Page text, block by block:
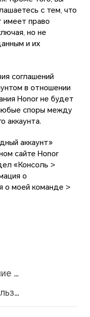
с тем, что
имеет право
но не
и их
соглашений
в отношении
Honor не будет
споры между
аккаунта.
аккаунт»
сайте Honor
«Консоль >
о
о моей команде >
Сервисное соглашение об основном аккаунт
Соглашение об использовании программных интерфейсо